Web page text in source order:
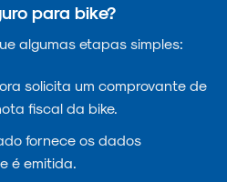
para bike?
algumas etapas simples:
solicita um comprovante de
fiscal da bike.
fornece os dados
é emitida.